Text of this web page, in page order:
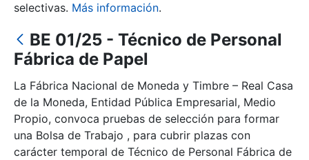
Mostrar/Ocultar
Mostrar/Ocultar
selectivas. Más información.
BE 01/25 - Técnico de Personal
Fábrica de Papel
La Fábrica Nacional de Moneda y Timbre – Real Casa
de la Moneda, Entidad Pública Empresarial, Medio
Propio, convoca pruebas de selección para formar
una Bolsa de Trabajo , para cubrir plazas con
carácter temporal de Técnico de Personal Fábrica de